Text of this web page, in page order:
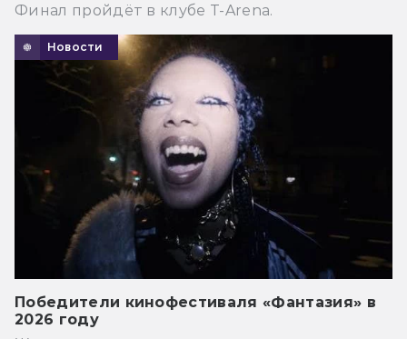
Финал пройдёт в клубе T-Arena.
Новости
Победители кинофестиваля «Фантазия» в
2026 году